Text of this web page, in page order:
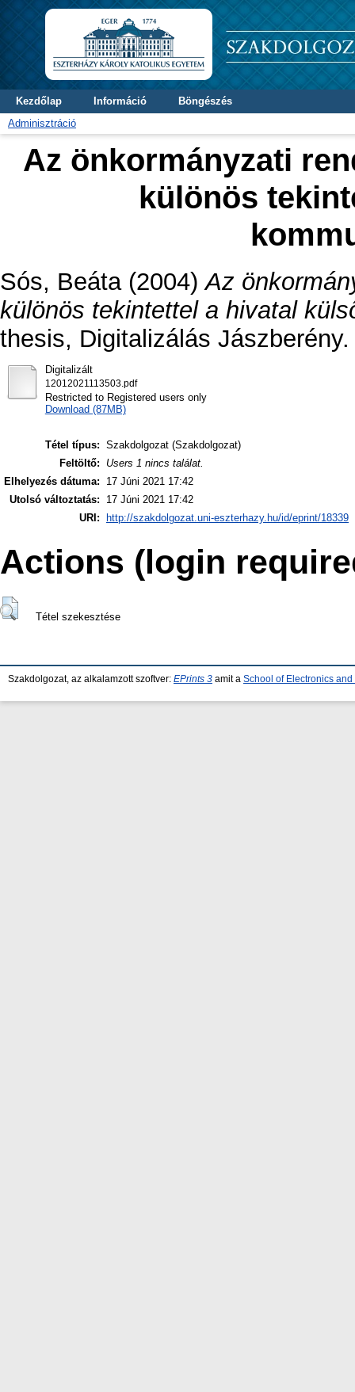
Kezdőlap Információ
Böngészés
Adminisztráció
Az önkormányzati
különös
Sós, Beáta(2004)Az
különös tekintettel a hivatal
thesis, Digitalizálás Jászberény.
Digitalizált
12012021113503.pdf
Restricted to Registered users only
Download (87MB)
Tétel típus: Szakdolgozat (Szakdolgozat)
Feltöltő:
Users 1 nincs találat.
Elhelyezés dátuma:
17 Júni 2021 17:42
Utolsó változtatás:
17 Júni 2021 17:42
URI:
http://szakdolgozat.uni-eszterhazy.hu/id/eprint/18339
Actions (login
Tétel szekesztése
Szakdolgozat, az alkalamzott szoftver: EPrints 3 amit a School of Electronics